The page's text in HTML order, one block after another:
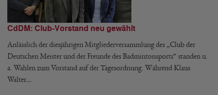
CdDM: Club-Vorstand neu gewählt
Anlässlich der diesjährigen Mitgliederversammlung des „Club der
Deutschen Meister und der Freunde des Badmintonsports“ standen u.
a. Wahlen zum Vorstand auf der Tagesordnung. Während Klaus
Walter…